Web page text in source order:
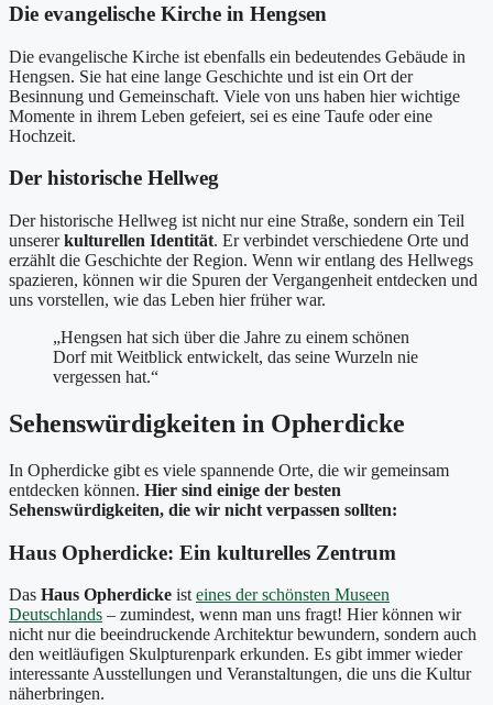
Die evangelische Kirche in Hengsen
Die evangelische Kirche ist ebenfalls ein bedeutendes Gebäude in
Hengsen. Sie hat eine lange Geschichte und ist ein Ort der
Besinnung und Gemeinschaft. Viele von uns haben hier wichtige
Momente in ihrem Leben gefeiert, sei es eine Taufe oder eine
Hochzeit.
Der historische Hellweg
Der historische Hellweg ist nicht nur eine Straße, sondern ein Teil
unsererkulturellen Identität. Er verbindet verschiedene Orte und
erzählt die Geschichte der Region. Wenn wir entlang des Hellwegs
spazieren, können wir die Spuren der Vergangenheit entdecken und
uns vorstellen, wie das Leben hier früher war.
„Hengsen hat sich über die Jahre zu einem schönen
Dorf mit Weitblick entwickelt, das seine Wurzeln nie
vergessen hat.“
Sehenswürdigkeiten in Opherdicke
In Opherdicke gibt es viele spannende Orte, die wir gemeinsam
entdecken können. Hier sind einige der besten
Sehenswürdigkeiten, die wir nicht verpassen sollten:
Haus Opherdicke: Ein kulturelles Zentrum
Das Haus Opherdicke ist eines der schönsten Museen
Deutschlands – zumindest, wenn man uns fragt! Hier können wir
nicht nur die beeindruckende Architektur bewundern, sondern auch
den weitläufigen Skulpturenpark erkunden. Es gibt immer wieder
interessante Ausstellungen und Veranstaltungen, die uns die Kultur
näherbringen.